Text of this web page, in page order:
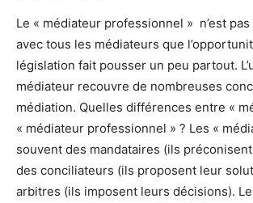
Le « médiateur professionnel » n’est
avec tous les médiateurs que
législation fait pousser un peu partout.
médiateur recouvre de nombreuses
médiation. Quelles différences entre «
« médiateur professionnel » ? Les «
souvent des mandataires (ils
des conciliateurs (ils proposent leur
arbitres (ils imposent leurs décisions).